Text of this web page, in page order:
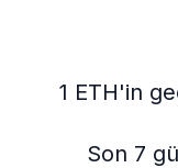
1 ETH'in
Son 7